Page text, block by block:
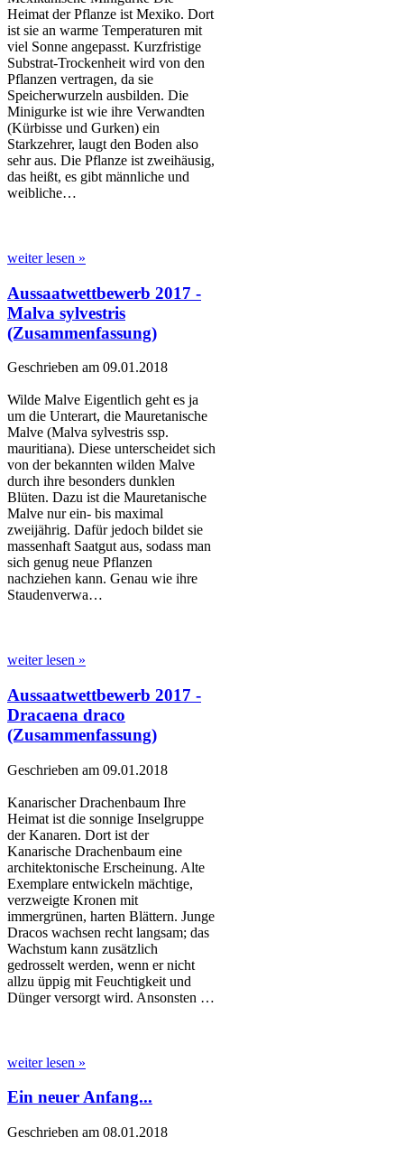
Heimat der Pflanze ist Mexiko. Dort
ist sie an warme Temperaturen mit
viel Sonne angepasst. Kurzfristige
Substrat-Trockenheit wird von den
Pflanzen vertragen, da sie
Speicherwurzeln ausbilden. Die
Minigurke ist wie ihre Verwandten
(Kürbisse und Gurken) ein
Starkzehrer, laugt den Boden also
sehr aus. Die Pflanze ist zweihäusig,
das heißt, es gibt männliche und
weibliche…
weiter lesen »
Aussaatwettbewerb 2017 -
Malva sylvestris
(Zusammenfassung)
Geschrieben am 09.01.2018
Wilde Malve Eigentlich geht es ja
um die Unterart, die Mauretanische
Malve (Malva sylvestris ssp.
mauritiana). Diese unterscheidet sich
von der bekannten wilden Malve
durch ihre besonders dunklen
Blüten. Dazu ist die Mauretanische
Malve nur ein- bis maximal
zweijährig. Dafür jedoch bildet sie
massenhaft Saatgut aus, sodass man
sich genug neue Pflanzen
nachziehen kann. Genau wie ihre
Staudenverwa…
weiter lesen »
Aussaatwettbewerb 2017 -
Dracaena draco
(Zusammenfassung)
Geschrieben am 09.01.2018
Kanarischer Drachenbaum Ihre
Heimat ist die sonnige Inselgruppe
der Kanaren. Dort ist der
Kanarische Drachenbaum eine
architektonische Erscheinung. Alte
Exemplare entwickeln mächtige,
verzweigte Kronen mit
immergrünen, harten Blättern. Junge
Dracos wachsen recht langsam; das
Wachstum kann zusätzlich
gedrosselt werden, wenn er nicht
allzu üppig mit Feuchtigkeit und
Dünger versorgt wird. Ansonsten …
weiter lesen »
Ein neuer Anfang...
Geschrieben am 08.01.2018